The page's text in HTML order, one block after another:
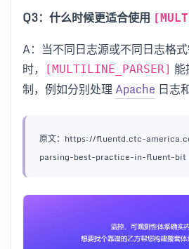
Q3：什么时候更适合使用
A：当不同日志源或不同日志格
时，
[MULTILINE_PARSER]
制，例如分别处理Apache 日志
原文：https://fluentd.ctc-
parsing-best-practice-in-fluent-bit